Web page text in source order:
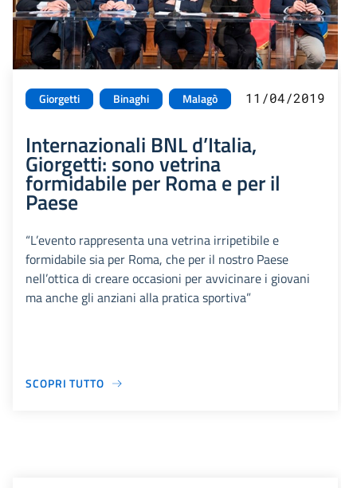
Giorgetti Binaghi Malagò 11/04/2019
Internazionali BNL d’Italia,
Giorgetti: sono vetrina
formidabile per Roma e per il
Paese
“L’evento rappresenta una vetrina irripetibile e
formidabile sia per Roma, che per il nostro Paese
nell’ottica di creare occasioni per avvicinare i giovani
ma anche gli anziani alla pratica sportiva”
SCOPRI TUTTO